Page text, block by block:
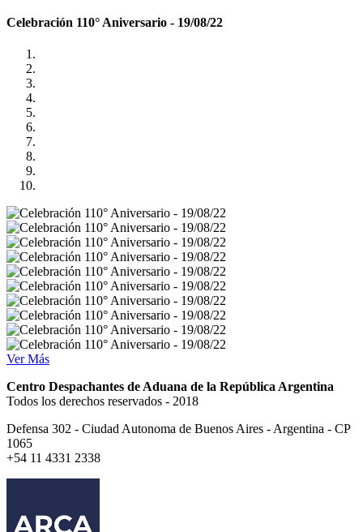
Celebración 110° Aniversario - 19/08/22
Ver Más
Centro Despachantes de Aduana de la República Argentina
Todos los derechos reservados - 2018
Defensa 302 - Ciudad Autonoma de Buenos Aires - Argentina - CP
1065
+54 11 4331 2338